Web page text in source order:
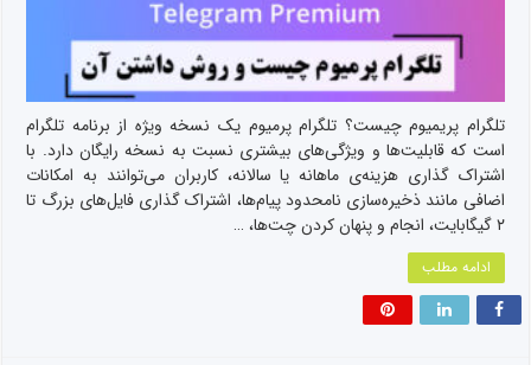
تلگرام پریمیوم چیست؟ تلگرام پرمیوم یک نسخه ویژه از برنامه تلگرام
است که قابلیت‌ها و ویژگی‌های بیشتری نسبت به نسخه رایگان دارد. با
اشتراک گذاری هزینه‌ی ماهانه یا سالانه، کاربران می‌توانند به امکانات
اضافی مانند ذخیره‌سازی نامحدود پیام‌ها، اشتراک گذاری فایل‌های بزرگ تا
۲ گیگابایت، انجام و پنهان کردن چت‌ها، …
ادامه مطلب